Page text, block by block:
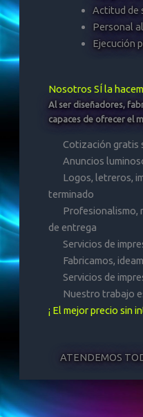
Actitud de
Personal
Ejecución
Nosotros SÍ la
Al ser diseñadores,
capaces de ofrecer el
Cotización gratis
Anuncios
Logos, letreros,
terminado
Profesionalismo,
de entrega
Servicios de
Fabricamos,
Servicios de
Nuestro trabajo
¡ El mejor precio sin
ATENDEMOS